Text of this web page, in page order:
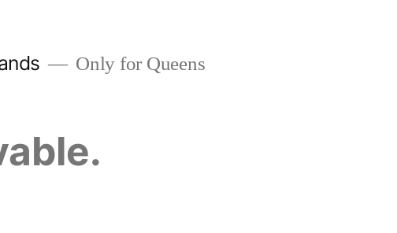
Only for Queens